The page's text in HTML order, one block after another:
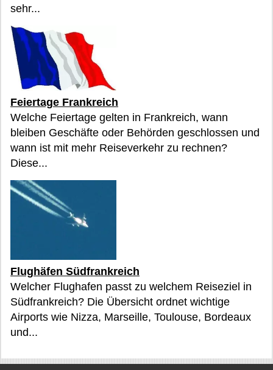
sehr...
Feiertage Frankreich
Welche Feiertage gelten in Frankreich, wann
bleiben Geschäfte oder Behörden geschlossen und
wann ist mit mehr Reiseverkehr zu rechnen?
Diese...
Flughäfen Südfrankreich
Welcher Flughafen passt zu welchem Reiseziel in
Südfrankreich? Die Übersicht ordnet wichtige
Airports wie Nizza, Marseille, Toulouse, Bordeaux
und...